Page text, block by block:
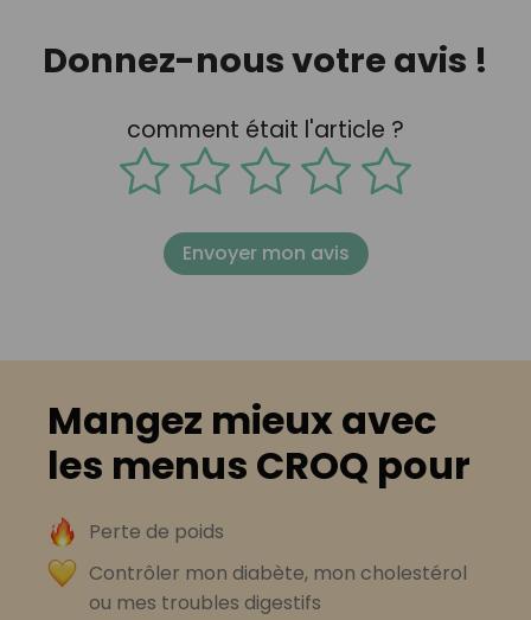
Donnez-nous votre avis !
comment était l'article ?
Envoyer mon avis
Mangez mieux avec
les menus CROQ pour
Perte de poids
Contrôler mon diabète, mon cholestérol
ou mes troubles digestifs